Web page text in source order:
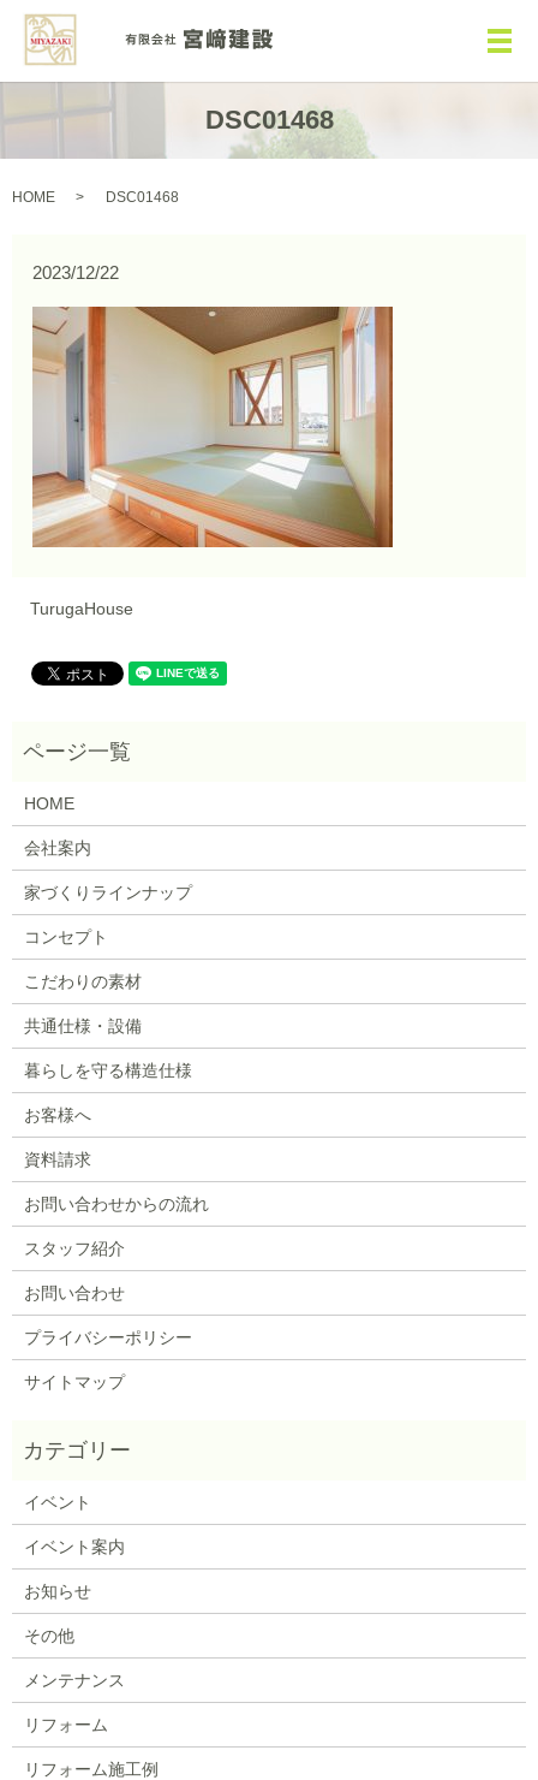
メ
DSC01468
HOME DSC01468
2023/12/22
TurugaHouse
HOME
会社案内
家づくりラインナップ
コンセプト
こだわりの素材
共通仕様・設備
暮らしを守る構造仕様
お客様へ
資料請求
お問い合わせからの流れ
スタッフ紹介
お問い合わせ
プライバシーポリシー
サイトマップ
イベント
イベント案内
お知らせ
その他
メンテナンス
リフォーム
リフォーム施工例